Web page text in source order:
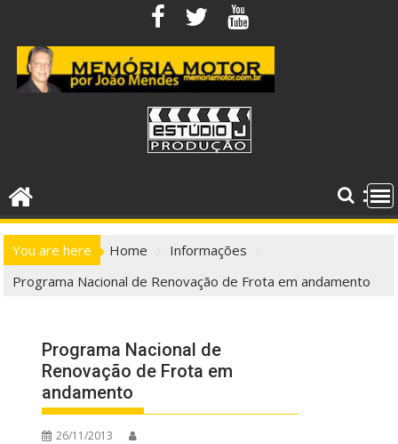
content
You are here Home
Informações
Programa Nacional de Renovação de Frota em andamento
Programa Nacional de
Renovação de Frota em
andamento
26/11/2013